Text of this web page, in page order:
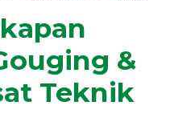
&
Teknik